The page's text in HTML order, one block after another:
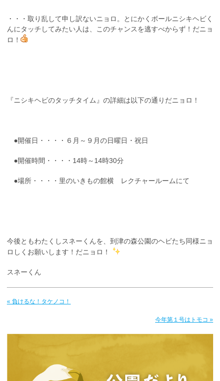
・・・取り乱して申し訳ないニョロ。とにかくボールニシキヘビく
んにタッチしてみたい人は、このチャンスを逃すべからず！だニョ
ロ！
『ニシキヘビのタッチタイム』の詳細は以下の通りだニョロ！
●開催日・・・・６月～９月の日曜日・祝日
●開催時間・・・・14時～14時30分
●場所・・・・里のいきもの館横 レクチャールームにて
今後ともわたくしスネーくんを、到津の森公園のヘビたち同様ニョ
ロしくお願いします！だニョロ！
スネーくん
« 負けるな！タケノコ！
今年第１号はトモコ »